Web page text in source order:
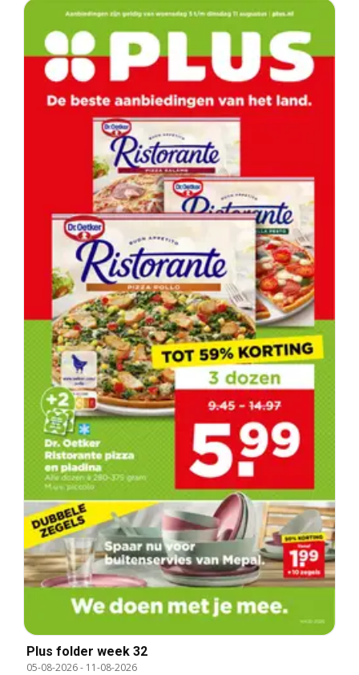
Plus folder week 32
05-08-2026- 11-08-2026